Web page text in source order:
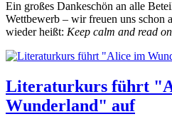
Ein großes Dankeschön an alle
Wettbewerb – wir freuen uns schon
wieder heißt: Keep calm and read
Literaturkurs führt
Wunderland" auf